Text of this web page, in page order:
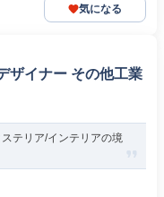
気になる
ザイナー その他工業
テリア/インテリアの境